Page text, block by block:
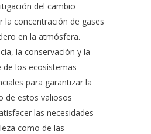
del cambio
la concentración de gases
en la atmósfera.
la conservación y la
de los ecosistemas
para garantizar la
de estos valiosos
las necesidades
como de las